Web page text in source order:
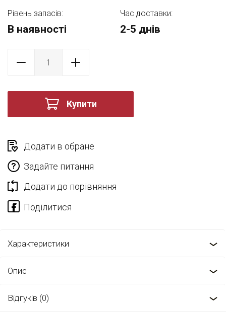
Рівень запасів:
В наявності
Час доставки:
2-5 днів
Купити
Додати в обране
Задайте питання
Додати до порівняння
Характеристики
Опис
Відгуків (0)